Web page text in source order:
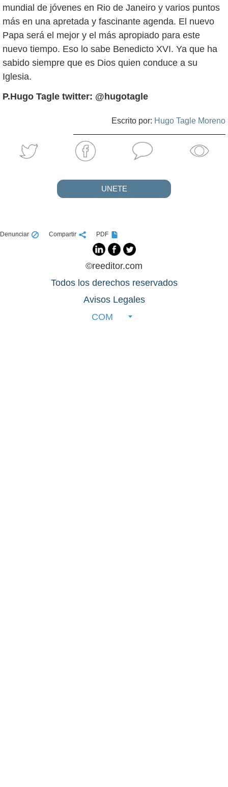
mundial de jóvenes en Rio de Janeiro y varios puntos
más en una apretada y fascinante agenda. El nuevo
Papa será el mejor y el más apropiado para este
nuevo tiempo. Eso lo sabe Benedicto XVI. Ya que ha
sabido siempre que es Dios quien conduce a su
Iglesia.
P.Hugo Tagle twitter: @hugotagle
Escrito por: Hugo Tagle Moreno
UNETE
Denunciar Compartir PDF
©reeditor.com
Todos los derechos reservados
Avisos Legales